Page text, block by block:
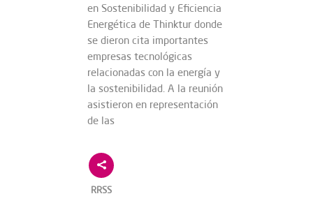
en Sostenibilidad y Eficiencia
Energética de Thinktur donde
se dieron cita importantes
empresas tecnológicas
relacionadas con la energía y
la sostenibilidad. A la reunión
asistieron en representación
de las
RRSS